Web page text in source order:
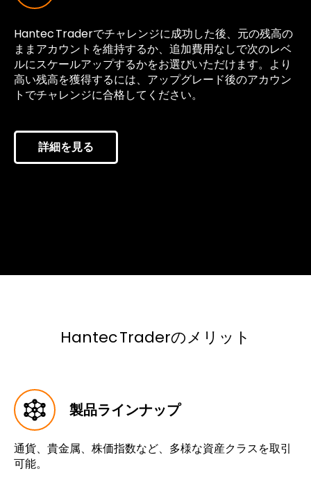
Hantec Traderでチャレンジに成功した後、元の残高の
ままアカウントを維持するか、追加費用なしで次のレベ
ルにスケールアップするかをお選びいただけます。より
高い残高を獲得するには、アップグレード後のアカウン
トでチャレンジに合格してください。
詳細を見る
Hantec Traderのメリット
製品ラインナップ
通貨、貴金属、株価指数など、多様な資産クラスを取引
可能。